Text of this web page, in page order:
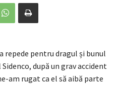
repede pentru dragul și bunul
după un grav accident
am rugat ca el să aibă parte